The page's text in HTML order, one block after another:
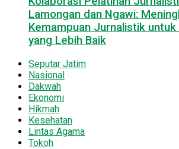
Lamongan dan Ngawi:
Kemampuan Jurnalistik untuk
yang Lebih Baik
Seputar Jatim
Nasional
Dakwah
Ekonomi
Hikmah
Kesehatan
Lintas Agama
Tokoh